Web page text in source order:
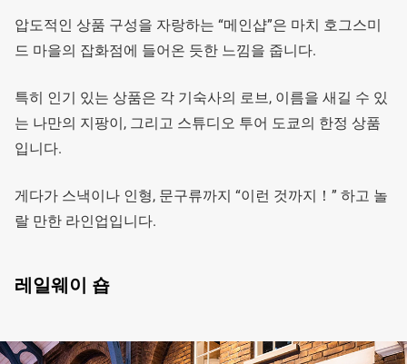
압도적인 상품 구성을 자랑하는 “메인샵”은 마치 호그스미
드 마을의 잡화점에 들어온 듯한 느낌을 줍니다.
특히 인기 있는 상품은 각 기숙사의 로브, 이름을 새길 수 있
는 나만의 지팡이, 그리고 스튜디오 투어 도쿄의 한정 상품
입니다.
게다가 스낵이나 인형, 문구류까지 “이런 것까지！” 하고 놀
랄 만한 라인업입니다.
레일웨이 숍